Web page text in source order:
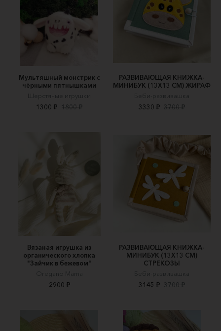
Мультяшный монстрик с
чёрными пятнышками
Шерстяные игрушки
1300 ₽ 1800 ₽
РАЗВИВАЮЩАЯ КНИЖКА-
МИНИБУК (13Х13 СМ) ЖИРАФ
Беби-развивашка
3330 ₽ 3700 ₽
Вязаная игрушка из
органического хлопка
"Зайчик в бежевом"
Oregano Mama
2900 ₽
РАЗВИВАЮЩАЯ КНИЖКА-
МИНИБУК (13Х13 СМ)
СТРЕКОЗЫ
Беби-развивашка
3145 ₽ 3700 ₽